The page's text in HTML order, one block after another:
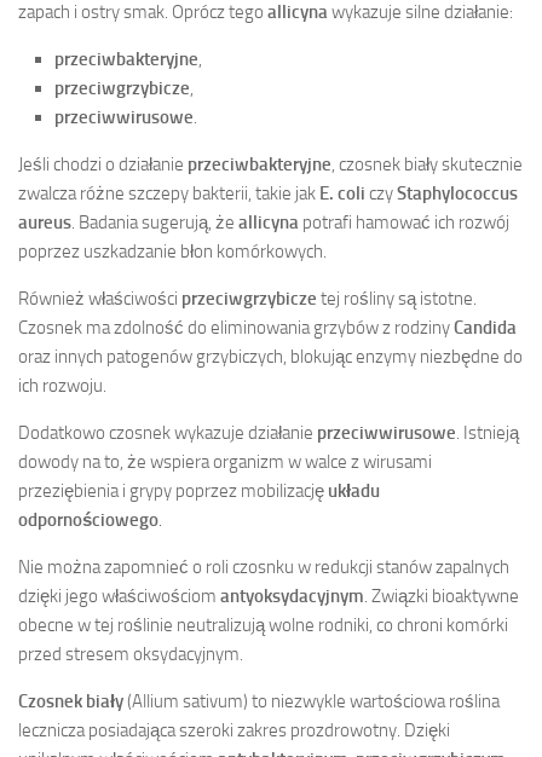
zapach i ostry smak. Oprócz tego allicynawykazuje silne działanie:
przeciwbakteryjne,
przeciwgrzybicze,
przeciwwirusowe.
Jeśli chodzi o działanie przeciwbakteryjne, czosnek biały skutecznie
zwalcza różne szczepy bakterii, takie jak E. coli czyStaphylococcus
aureus. Badania sugerują, że allicyna potrafi hamować ich rozwój
poprzez uszkadzanie błon komórkowych.
Również właściwości przeciwgrzybicze tej rośliny są istotne.
Czosnek ma zdolność do eliminowania grzybów z rodzinyCandida
oraz innych patogenów grzybiczych, blokując enzymy niezbędne do
ich rozwoju.
Dodatkowo czosnek wykazuje działanie przeciwwirusowe. Istnieją
dowody na to, że wspiera organizm w walce z wirusami
przeziębienia i grypy poprzez mobilizację układu
odpornościowego.
Nie można zapomnieć o roli czosnku w redukcji stanów zapalnych
dzięki jego właściwościom antyoksydacyjnym. Związki bioaktywne
obecne w tej roślinie neutralizują wolne rodniki, co chroni komórki
przed stresem oksydacyjnym.
Czosnek biały(Allium sativum) to niezwykle wartościowa roślina
lecznicza posiadająca szeroki zakres prozdrowotny. Dzięki